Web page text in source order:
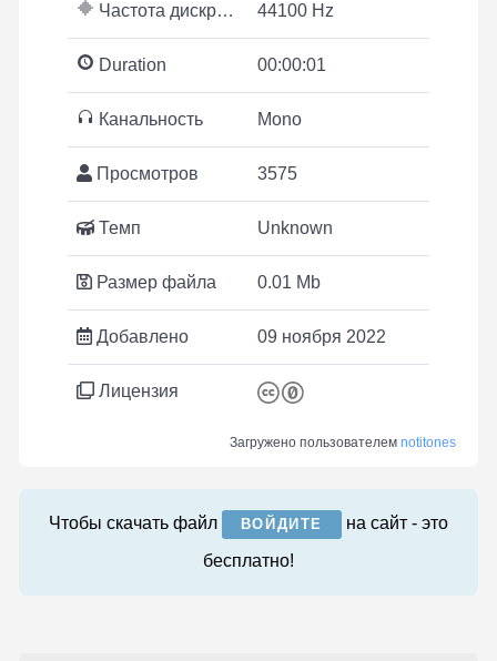
Частота дискретизации 44100 Hz
Duration 00:00:01
Канальность Mono
Просмотров 3575
Темп Unknown
Размер файла 0.01 Mb
Добавлено 09 ноября 2022
Лицензия
Загружено пользователем notitones
Чтобы скачать файл ВОЙДИТЕ
на сайт - это
бесплатно!